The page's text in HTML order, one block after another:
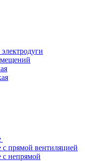
прямой вентиляцией
непрямой